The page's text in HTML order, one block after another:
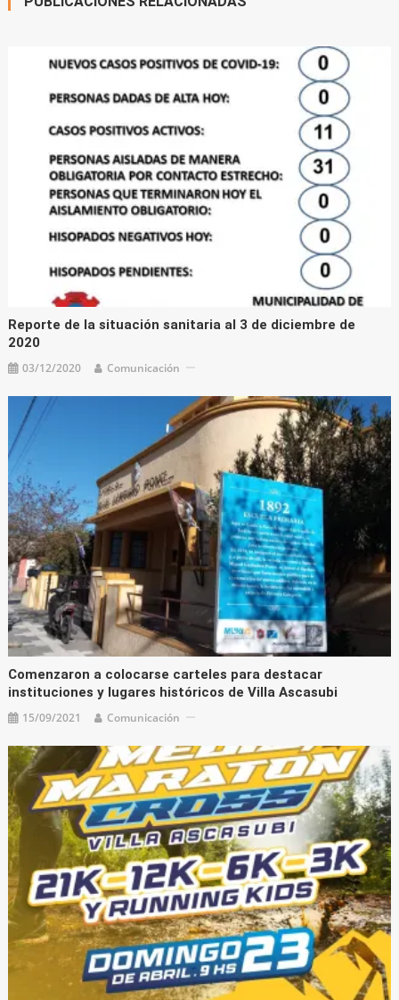
Reporte de la situación sanitaria al 3 de diciembre de
2020
03/12/2020 Comunicación
Comenzaron a colocarse carteles para destacar
instituciones y lugares históricos de Villa Ascasubi
15/09/2021 Comunicación